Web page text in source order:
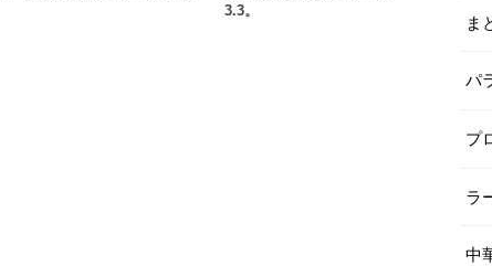
3.3。
ま
パ
プ
ラ
中